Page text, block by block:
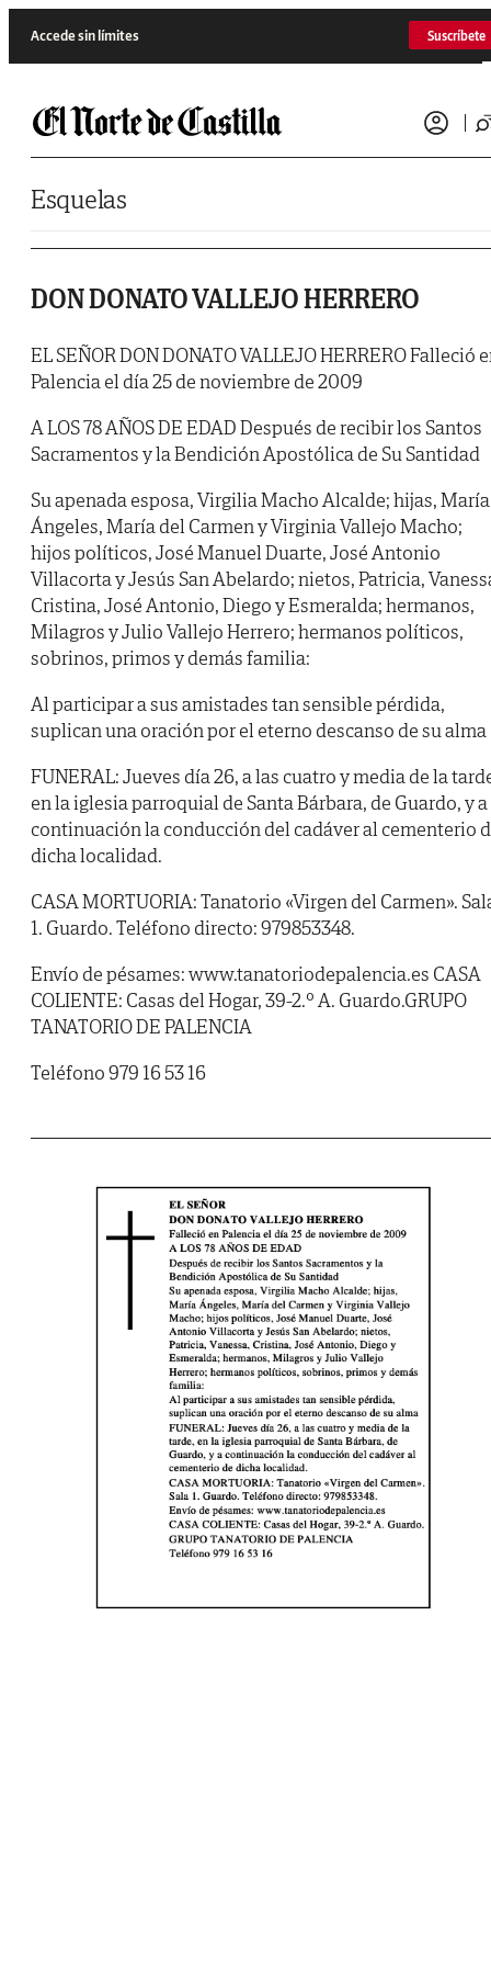
Accede sin límites Suscríbete
Esquelas
DON DONATO VALLEJO HERRERO
EL SEÑOR DON DONATO VALLEJO HERRERO Falleció
Palencia el día 25 de noviembre de 2009
A LOS 78 AÑOS DE EDAD Después de recibir los Santos
Sacramentos y la Bendición Apostólica de Su Santidad
Su apenada esposa, Virgilia Macho Alcalde; hijas, María
Ángeles, María del Carmen y Virginia Vallejo Macho;
hijos políticos, José Manuel Duarte, José Antonio
Villacorta y Jesús San Abelardo; nietos, Patricia,
Cristina, José Antonio, Diego y Esmeralda; hermanos,
Milagros y Julio Vallejo Herrero; hermanos políticos,
sobrinos, primos y demás familia:
Al participar a sus amistades tan sensible pérdida,
suplican una oración por el eterno descanso de su alma
FUNERAL: Jueves día 26, a las cuatro y media de la
en la iglesia parroquial de Santa Bárbara, de Guardo, y a
continuación la conducción del cadáver al cementerio
dicha localidad.
CASA MORTUORIA: Tanatorio «Virgen del Carmen».
1. Guardo. Teléfono directo: 979853348.
Envío de pésames: www.tanatoriodepalencia.es CASA
COLIENTE: Casas del Hogar, 39-2.º A. Guardo.GRUPO
TANATORIO DE PALENCIA
Teléfono 979 16 53 16